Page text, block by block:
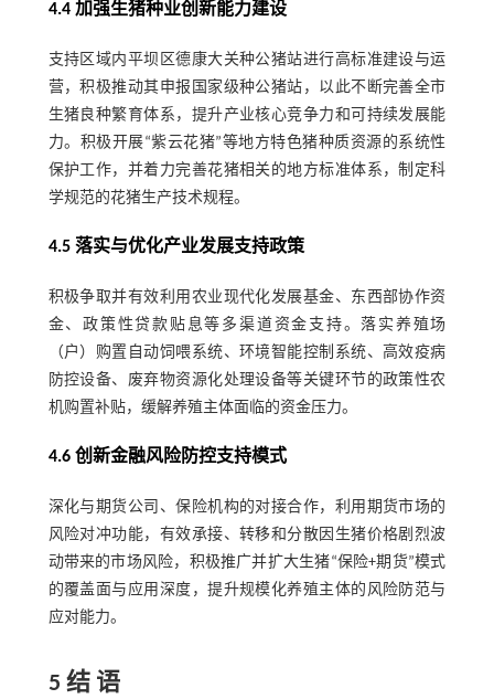
4.4 加强生猪种业创新能力建设
支持区域内平坝区德康大关种公猪站进行高标准建设与运
营，积极推动其申报国家级种公猪站，以此不断完善全市
生猪良种繁育体系，提升产业核心竞争力和可持续发展能
力。积极开展“紫云花猪”等地方特色猪种质资源的系统性
保护工作，并着力完善花猪相关的地方标准体系，制定科
学规范的花猪生产技术规程。
4.5 落实与优化产业发展支持政策
积极争取并有效利用农业现代化发展基金、东西部协作资
金、政策性贷款贴息等多渠道资金支持。落实养殖场
（户）购置自动饲喂系统、环境智能控制系统、高效疫病
防控设备、废弃物资源化处理设备等关键环节的政策性农
机购置补贴，缓解养殖主体面临的资金压力。
4.6 创新金融风险防控支持模式
深化与期货公司、保险机构的对接合作，利用期货市场的
风险对冲功能，有效承接、转移和分散因生猪价格剧烈波
动带来的市场风险，积极推广并扩大生猪“保险+期货”模式
的覆盖面与应用深度，提升规模化养殖主体的风险防范与
应对能力。
5 结 语